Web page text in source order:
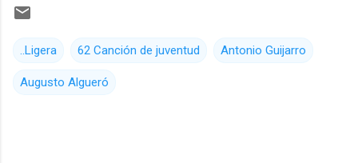
..Ligera 62 Canción de juventud Antonio Guijarro
Augusto Algueró